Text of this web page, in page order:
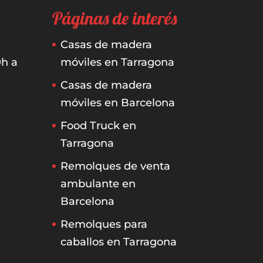
a
Páginas de interés
Casas de madera
móviles en Tarragona
Casas de madera
móviles en Barcelona
Food Truck en
Tarragona
Remolques de venta
ambulante en
Barcelona
Remolques para
caballos en Tarragona